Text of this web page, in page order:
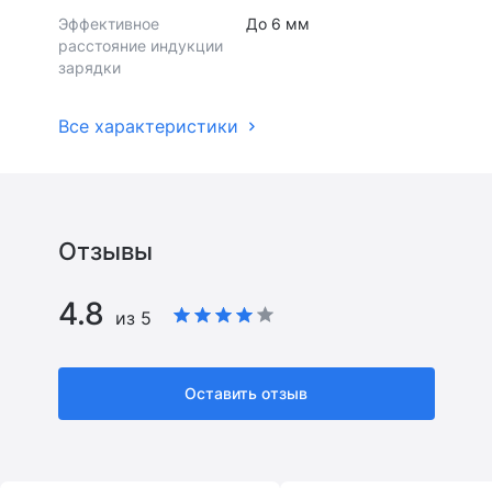
Эффективное
расстояние индукции
зарядки
До 6 мм
Все характеристики
Отзывы
4.8 из 5
Оставить отзыв